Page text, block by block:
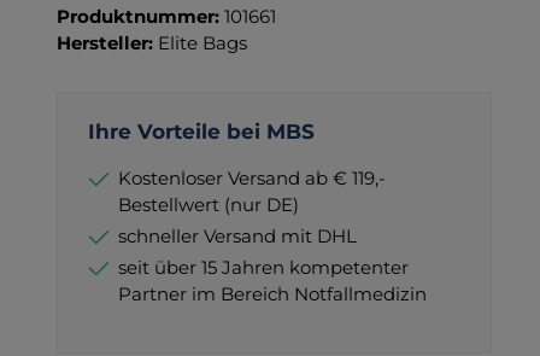
Produktnummer: 101661
Hersteller: Elite Bags
Ihre Vorteile bei MBS
Kostenloser Versand ab € 119,-
Bestellwert (nur DE)
schneller Versand mit DHL
seit über 15 Jahren kompetenter
Partner im Bereich Notfallmedizin